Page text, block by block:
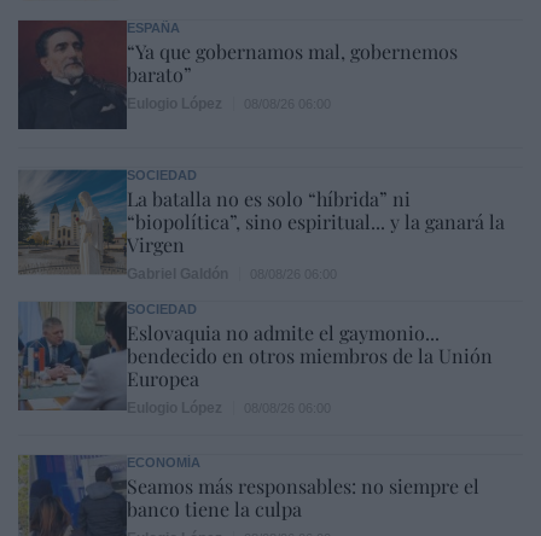
ESPAÑA
“Ya que gobernamos mal, gobernemos
barato”
SOCIEDAD
La batalla no es solo “híbrida” ni
“biopolítica”, sino espiritual... y la ganará la
Virgen
SOCIEDAD
Eslovaquia no admite el gaymonio...
bendecido en otros miembros de la Unión
Europea
ECONOMÍA
Seamos más responsables: no siempre el
banco tiene la culpa